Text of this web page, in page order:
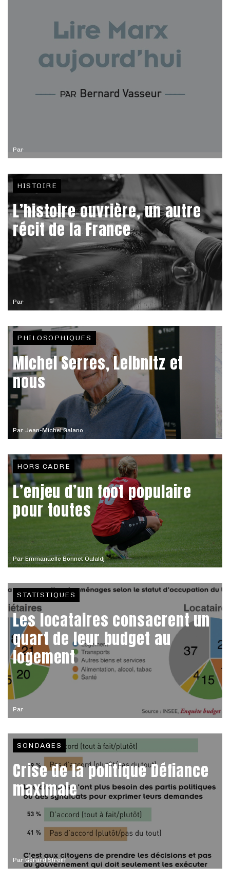
Par
Par
HISTOIRE
L’histoire ouvrière, un autre
récit de la France
Par Jean-Michel Galano
PHILOSOPHIQUES
Michel Serres, Leibnitz et
nous
ParEmmanuelle Bonnet Oulaldj
HORS CADRE
L’enjeu d’un foot populaire
pour toutes
Par
STATISTIQUES
Les locataires consacrent un
quart de leur budget au
logement
ParGérard Streiff
SONDAGES
Crise de la politique Défiance
maximale